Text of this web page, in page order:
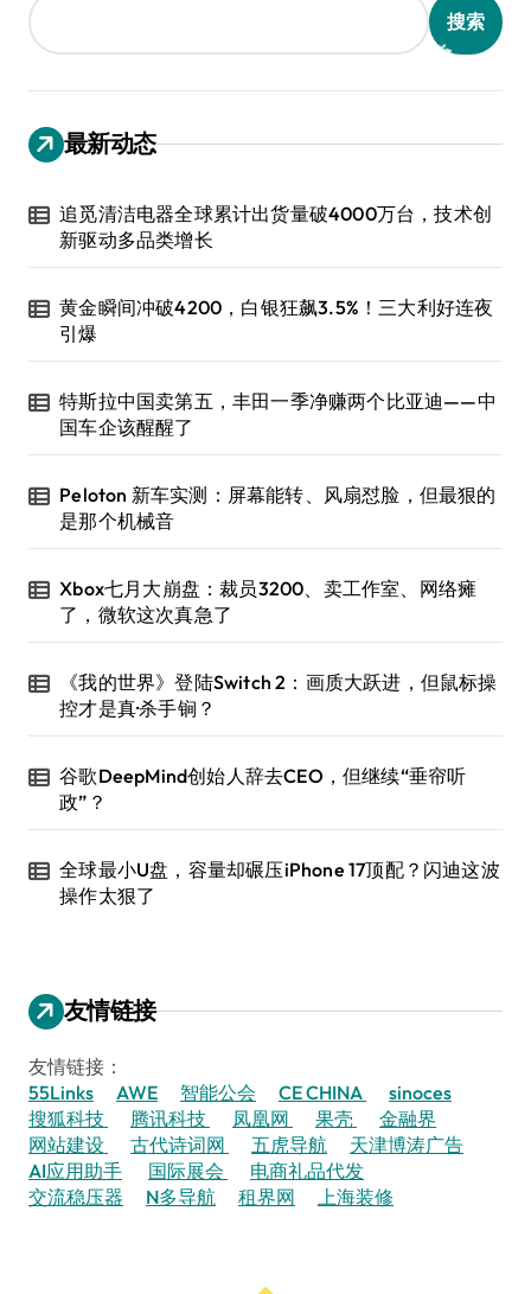
搜索
最新动态
追觅清洁电器全球累计出货量破4000万台，技术创
新驱动多品类增长
黄金瞬间冲破4200，白银狂飙3.5%！三大利好连夜
引爆
特斯拉中国卖第五，丰田一季净赚两个比亚迪——中
国车企该醒醒了
Peloton 新车实测：屏幕能转、风扇怼脸，但最狠的
是那个机械音
Xbox七月大崩盘：裁员3200、卖工作室、网络瘫
了，微软这次真急了
《我的世界》登陆Switch 2：画质大跃进，但鼠标操
控才是真·杀手锏？
谷歌DeepMind创始人辞去CEO，但继续“垂帘听
政”？
全球最小U盘，容量却碾压iPhone 17顶配？闪迪这波
操作太狠了
友情链接
友情链接：
55Links
AWE 智能公会 CE CHINA
sinoces
搜狐科技
腾讯科技 凤凰网 果壳
金融界
网站建设
古代诗词网 五虎导航
天津博涛广告
AI应用助手
国际展会
电商礼品代发
交流稳压器
N多导航 租界网 上海装修